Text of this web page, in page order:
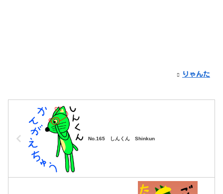
りゃんた
No.165 しんくん Shinkun